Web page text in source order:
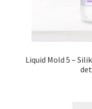
Liquid Mold 5 –